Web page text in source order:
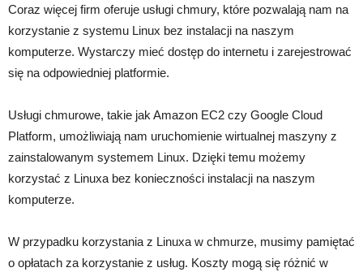
Coraz więcej firm oferuje usługi chmury, które pozwalają nam na
korzystanie z systemu Linux bez instalacji na naszym
komputerze. Wystarczy mieć dostęp do internetu i zarejestrować
się na odpowiedniej platformie.
Usługi chmurowe, takie jak Amazon EC2 czy Google Cloud
Platform, umożliwiają nam uruchomienie wirtualnej maszyny z
zainstalowanym systemem Linux. Dzięki temu możemy
korzystać z Linuxa bez konieczności instalacji na naszym
komputerze.
W przypadku korzystania z Linuxa w chmurze, musimy pamiętać
o opłatach za korzystanie z usług. Koszty mogą się różnić w